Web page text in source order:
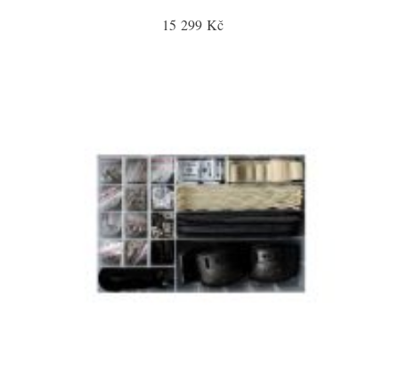
15 299 Kč